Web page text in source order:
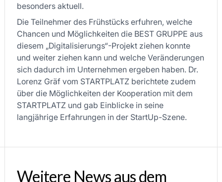
besonders aktuell.
Die Teilnehmer des Frühstücks erfuhren, welche
Chancen und Möglichkeiten die BEST GRUPPE aus
diesem „Digitalisierungs“-Projekt ziehen konnte
und weiter ziehen kann und welche Veränderungen
sich dadurch im Unternehmen ergeben haben. Dr.
Lorenz Gräf vom STARTPLATZ berichtete zudem
über die Möglichkeiten der Kooperation mit dem
STARTPLATZ und gab Einblicke in seine
langjährige Erfahrungen in der StartUp-Szene.
Weitere News aus dem